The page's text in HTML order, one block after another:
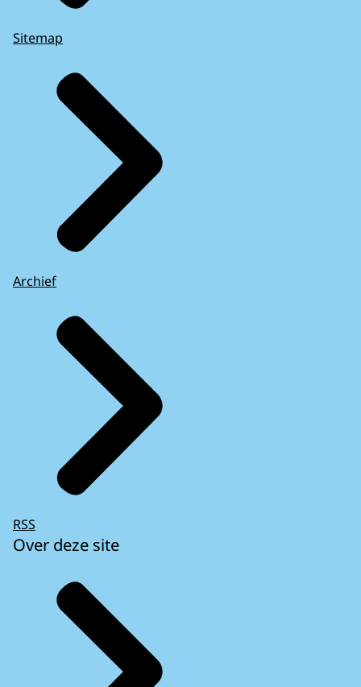
Sitemap
Archief
RSS
Over deze site